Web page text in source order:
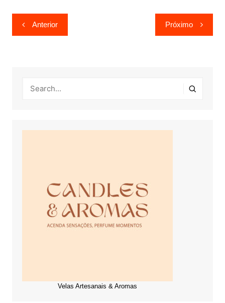
Navegação
de
Anterior Próximo
Velas Artesanais & Aromas